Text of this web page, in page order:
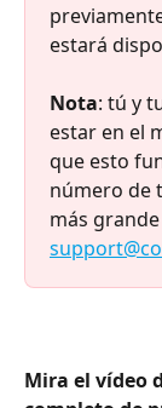
estará
Nota: tú y
estar en el
que esto
número de
más
Mira el vídeo